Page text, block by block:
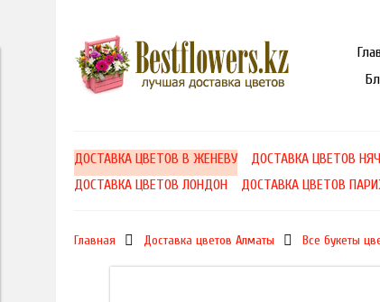
ДОСТАВКА ЦВЕТОВ В ЖЕНЕВУ ДОСТАВКА ЦВЕТОВ
ДОСТАВКА ЦВЕТОВ ЛОНДОН
ДОСТАВКА ЦВЕТОВ
Главная Доставка цветов Алматы Все букеты